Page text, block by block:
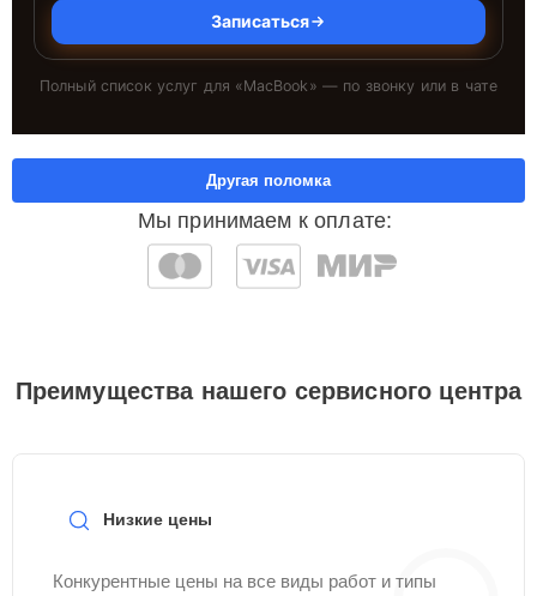
Записаться
Полный список услуг для «MacBook » — по звонку или в чате
Мы принимаем к оплате:
Другая поломка
Преимущества нашего сервисного центра
Низкие цены
Конкурентные цены на все виды работ и типы